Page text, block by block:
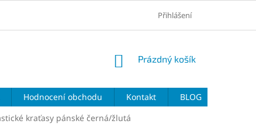
VELIKOSTNÍ TABULKY
Přihlášení
NÁKUPNÍ
Prázdný košík
Hodnocení obchodu Kontakt
BLOG
kraťasy pánské černá/žlutá